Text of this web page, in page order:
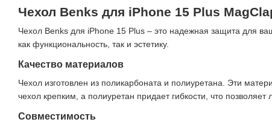
Чехол Benks для iPhone 15 Plus
Чехол Benks для iPhone 15 Plus – это надежная защита для
как функциональность, так и эстетику.
Качество материалов
Чехол изготовлен из поликарбоната и полиуретана. Эти
чехол крепким, а полиуретан придает гибкости, что позволяет
Совместимость